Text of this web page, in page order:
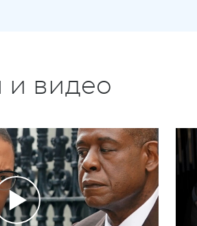
и видео